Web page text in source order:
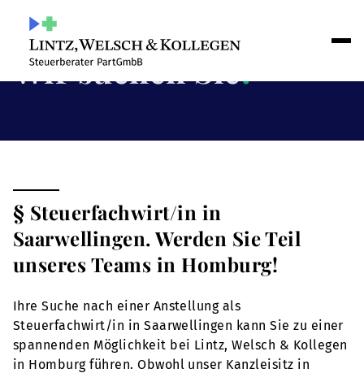
Wir suchen Sie!
§ Steuerfachwirt/in in
Saarwellingen. Werden Sie Teil
unseres Teams in Homburg!
Ihre Suche nach einer Anstellung als
Steuerfachwirt/in in Saarwellingen kann Sie zu einer
spannenden Möglichkeit bei Lintz, Welsch & Kollegen
in Homburg führen. Obwohl unser Kanzleisitz in